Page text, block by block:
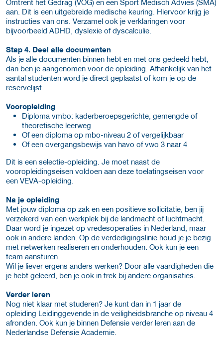
Omtrent het Gedrag (VOG) en een Sport Medisch Advies (SMA)
aan. Dit is een uitgebreide medische keuring. Hiervoor krijg je
instructies van ons. Verzamel ook je verklaringen voor
bijvoorbeeld ADHD, dyslexie of dyscalculie.
Stap 4. Deel alle documenten
Als je alle documenten binnen hebt en met ons gedeeld hebt,
dan ben je aangenomen voor de opleiding. Afhankelijk van het
aantal studenten word je direct geplaatst of kom je op de
reservelijst.
Vooropleiding
Diploma vmbo: kaderberoepsgerichte, gemengde of
theoretische leerweg
Of een diploma op mbo-niveau 2 of vergelijkbaar
Of een overgangsbewijs van havo of vwo 3 naar 4
Dit is een selectie-opleiding. Je moet naast de
vooropleidingseisen voldoen aan deze toelatingseisen voor
een VEVA-opleiding.
Na je opleiding
Met jouw diploma op zak en een positieve sollicitatie, ben jij
verzekerd van een werkplek bij de landmacht of luchtmacht.
Daar word je ingezet op vredesoperaties in Nederland, maar
ook in andere landen. Op de verdedigingslinie houd je je bezig
met netwerken realiseren en onderhouden. Ook kun je een
team aansturen.
Wil je liever ergens anders werken? Door alle vaardigheden die
je hebt geleerd, ben je ook in trek bij andere organisaties.
Verder leren
Nog niet klaar met studeren? Je kunt dan in 1 jaar de
opleiding Leidinggevende in de veiligheidsbranche op niveau 4
afronden. Ook kun je binnen Defensie verder leren aan de
Nederlandse Defensie Academie.